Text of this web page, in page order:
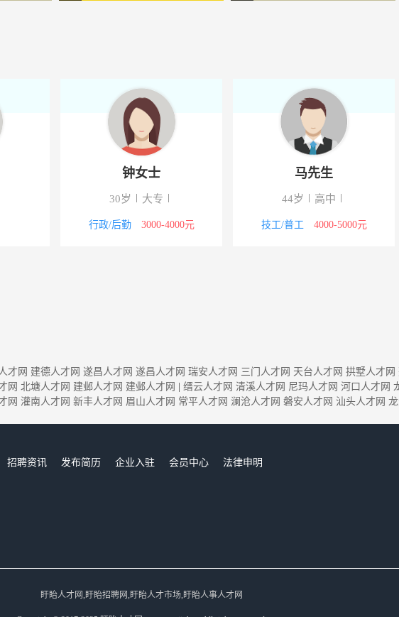
-江苏淮安市盱眙县
司
5000元
林女士
38岁 高中
文员 面议
钟女士
30岁 大专
行政/后勤 3000-4000元
才网 建德人才网 遂昌人才网 遂昌人才网 瑞安人才网 三门人才网 天台人才网 拱墅人才网
网 北塘人才网 建邺人才网 建邺人才网 缙云人才网 清溪人才网 尼玛人才网 河口人才网
网 灌南人才网 新丰人才网 眉山人才网 常平人才网 澜沧人才网 磐安人才网 汕头人才网
招聘资讯 发布简历 企业入驻 会员中心
法律申明
盱眙人才网,盱眙招聘网,盱眙人才市场,盱眙人事人才网